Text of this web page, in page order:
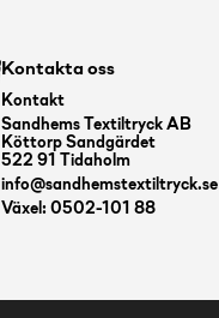
Kontakta oss
Kontakt
Sandhems Textiltryck AB
Köttorp Sandgärdet
522 91 Tidaholm
info@sandhemstextiltryck.se
Växel: 0502-101 88